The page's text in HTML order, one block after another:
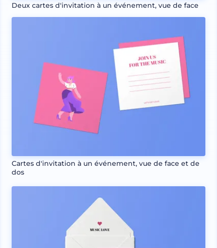
Deux cartes d'invitation à un événement, vue de face
Cartes d'invitation à un événement, vue de face et de
dos